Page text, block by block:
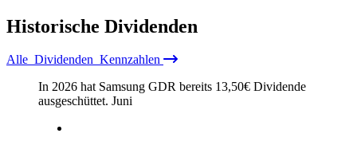
Historische Dividenden
Alle Dividenden Kennzahlen
In 2026 hat Samsung GDR bereits 13,50€ Dividende
ausgeschüttet. Juni